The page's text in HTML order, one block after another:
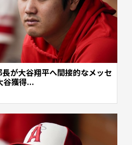
長が大谷翔平へ間接的なメッセ
谷獲得...